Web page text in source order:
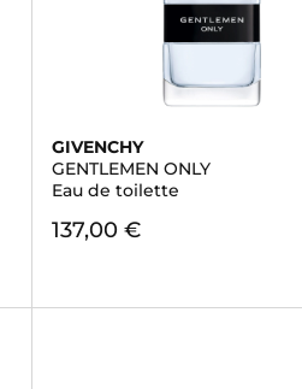
GIVENCHY
GENTLEMEN ONLY
Eau de toilette
137,00 €